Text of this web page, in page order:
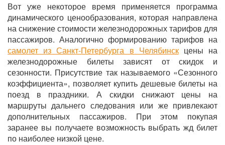
Вот уже некоторое время применяется программа
динамического ценообразования, которая направлена
на снижение стоимости железнодорожных тарифов для
пассажиров. Аналогично формированию тарифов на
самолет из Санкт-Петербурга в Челябинскцены на
железнодорожные билеты зависят от скидок и
сезонности. Присутствие так называемого «Сезонного
коэффициента», позволяет купить дешевые билеты на
поезд в праздники. А скидки снижают цены на
маршруты дальнего следования или же привлекают
дополнительных пассажиров. При этом покупая
заранее вы получаете возможность выбрать жд билет
по наиболее низкой цене.